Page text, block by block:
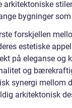
arkitektoniske
bygninger
forskjellen
estetiske
på eleganse og
og
synergi mellom
arkitektonisk